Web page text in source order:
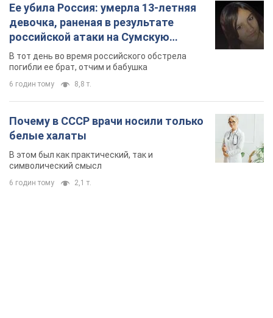
Ее убила Россия: умерла 13-летняя
девочка, раненая в результате
российской атаки на Сумскую
область. Фото
В тот день во время российского обстрела
погибли ее брат, отчим и бабушка
6 годин тому 8,8 т.
Почему в СССР врачи носили только
белые халаты
В этом был как практический, так и
символический смысл
6 годин тому 2,1 т.